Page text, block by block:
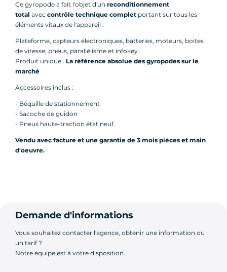
Ce gyropode a fait l'objet d'un reconditionnement
total avec contrôle technique complet portant sur tous les
éléments vitaux de l'appareil :
Plateforme, capteurs électroniques, batteries, moteurs, boites
de vitesse, pneus, parallélisme et infokey.
Produit unique . La référence absolue des gyropodes sur le
marché
Accessoires inclus :
- Béquille de stationnement
- Sacoche de guidon
- Pneus haute-traction état neuf.
Vendu avec facture et une garantie de 3 mois pièces et main
d'oeuvre.
Demande d'informations
Vous souhaitez contacter l'agence, obtenir une information ou
un tarif ?
Notre équipe est à votre disposition.